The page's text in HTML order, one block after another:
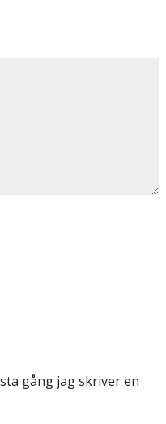
gång jag skriver en